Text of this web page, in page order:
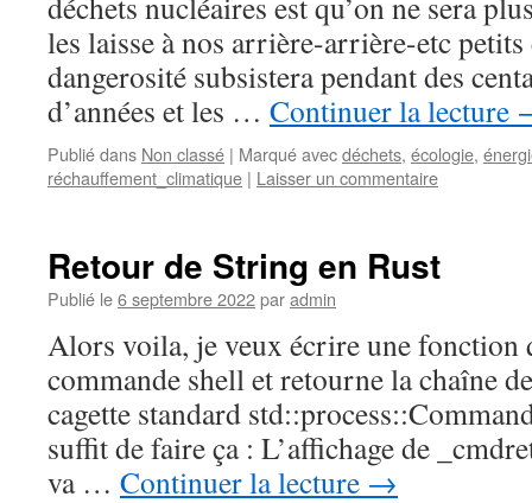
les laisse à nos arrière-arrière-etc
dangerosité subsistera pendant des
d’années et les … Continuer la lecture
Publié dans Non classé | Marqué avecdéchets, écologie,
réchauffement_climatique | Laisser un commentaire
Retour de String en Rust
Publié le6 septembre 2022paradmin
Alors voila, je veux écrire une fonction
commande shell et retourne la chaîne
cagette standard
suffit de faire ça : L’affichage de
va … Continuer la lecture →